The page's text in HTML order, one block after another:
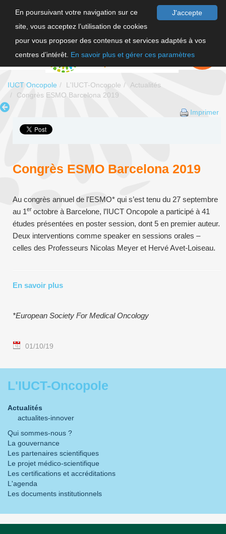
J'accepte
En poursuivant votre navigation sur ce
site, vous acceptez l’utilisation de cookies
pour vous proposer des contenus et services adaptés à vos
centres d’intérêt. En savoir plus et gérer ces paramètres
FAIRE UN
DON
IUCT Oncopole L'IUCT-Oncopole
Actualités
Congrès ESMO Barcelona 2019
Imprimer
Congrès ESMO Barcelona 2019
Au congrès annuel de l'ESMO* qui s’est tenu du 27 septembre
au 1er octobre à Barcelone, l’IUCT Oncopole a participé à 41
études présentées en poster session, dont 5 en premier auteur.
Deux interventions comme speaker en sessions orales –
celles des Professeurs Nicolas Meyer et Hervé Avet-Loiseau.
En savoir plus
*European Society For Medical Oncology
01/10/19
L'IUCT-Oncopole
Actualités
actualites-innover
Qui sommes-nous ?
La gouvernance
Les partenaires scientifiques
Le projet médico-scientifique
Les certifications et accréditations
L'agenda
Les documents institutionnels